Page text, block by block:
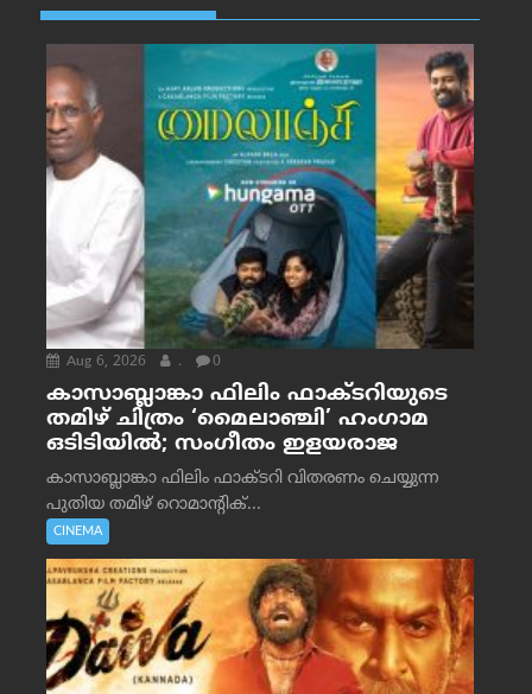
Aug 6, 2026 . 0
കാസാബ്ലാങ്കാ ഫിലിം ഫാക്ടറിയുടെ
തമിഴ് ചിത്രം ‘മൈലാഞ്ചി’ ഹംഗാമ
ഒടിടിയിൽ; സംഗീതം ഇളയരാജ
കാസാബ്ലാങ്കാ ഫിലിം ഫാക്ടറി വിതരണം ചെയ്യുന്ന
പുതിയ തമിഴ് റൊമാന്റിക്...
CINEMA